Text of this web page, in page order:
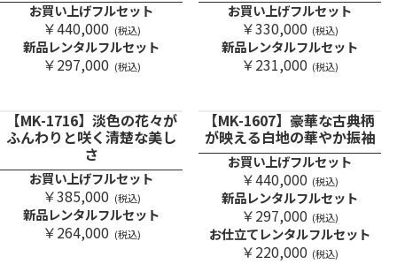
お買い上げフルセット
￥440,000 (税込)
新品レンタルフルセット
￥297,000 (税込)
お買い上げフルセット
￥330,000 (税込)
新品レンタルフルセット
￥231,000 (税込)
【MK-1716】淡色の花々が
ふんわりと咲く清楚な美し
さ
お買い上げフルセット
￥385,000 (税込)
新品レンタルフルセット
￥264,000 (税込)
【MK-1607】豪華な古典柄
が映える白地の華やか振袖
お買い上げフルセット
￥440,000 (税込)
新品レンタルフルセット
￥297,000 (税込)
お仕立てレンタルフルセット
￥220,000 (税込)